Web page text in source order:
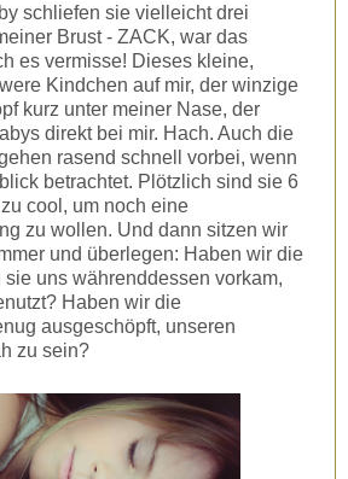
schliefen sie vielleicht drei
Brust - ZACK, war das
es vermisse! Dieses kleine,
Kindchen auf mir, der winzige
kurz unter meiner Nase, der
direkt bei mir. Hach. Auch die
rasend schnell vorbei, wenn
betrachtet. Plötzlich sind sie 6
cool, um noch eine
zu wollen. Und dann sitzen wir
und überlegen: Haben wir die
uns währenddessen vorkam,
Haben wir die
ausgeschöpft, unseren
zu sein?